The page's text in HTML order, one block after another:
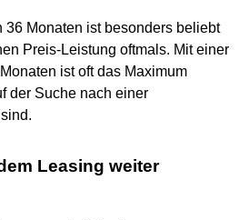
36 Monaten ist besonders beliebt
Preis-Leistung oftmals. Mit einer
ist oft das Maximum
der Suche nach einer
Leasing weiter